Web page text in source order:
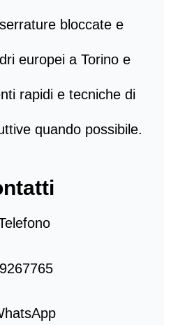
bloccate e
europei a Torino e
rapidi e tecniche di
quando possibile.